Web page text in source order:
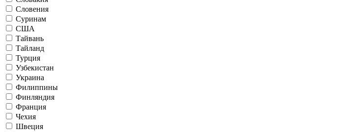
Словения
Суринам
США
Тайвань
Тайланд
Турция
Узбекистан
Украина
Филиппины
Финляндия
Франция
Чехия
Швеция